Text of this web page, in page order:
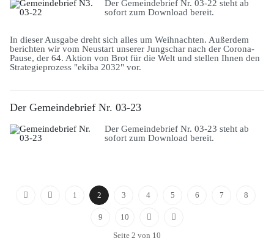
Der Gemeindebrief Nr. 03-22 steht ab
sofort zum Download bereit.
In dieser Ausgabe dreht sich alles um Weihnachten. Außerdem
berichten wir vom Neustart unserer Jungschar nach der Corona-
Pause, der 64. Aktion von Brot für die Welt und stellen Ihnen den
Strategieprozess "ekiba 2032" vor.
Der Gemeindebrief Nr. 03-23
Der Gemeindebrief Nr. 03-23 steht ab
sofort zum Download bereit.
1 2 3 4 5 6 7 8
9
10
Seite 2 von 10